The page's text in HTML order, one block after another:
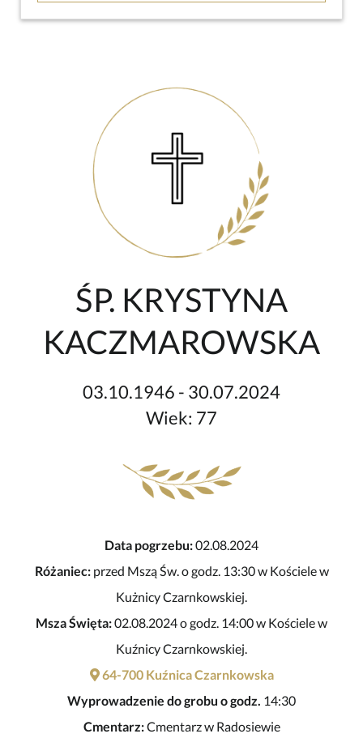
ŚP. KRYSTYNA
KACZMAROWSKA
03.10.1946 - 30.07.2024
Wiek: 77
Data pogrzebu:02.08.2024
Różaniec:przed Mszą Św. o godz. 13:30 w Kościele w
Kużnicy Czarnkowskiej.
Msza Święta:02.08.2024 o godz. 14:00 w Kościele w
Kuźnicy Czarnkowskiej.
64-700 Kuźnica Czarnkowska
Wyprowadzenie do grobu o godz. 14:30
Cmentarz:Cmentarz w Radosiewie